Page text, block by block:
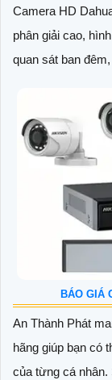
Camera HD
phân giải cao,
quan sát ban
BÁO GIÁ
An Thành Phát
hãng giúp bạn có
của từng cá